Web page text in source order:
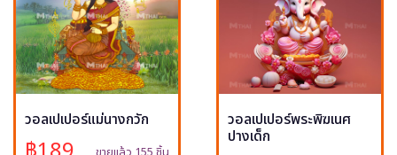
วอลเปเปอร์แม่นางกวัก วอลเปเปอร์พระพิฆเนศ
ปางเด็ก